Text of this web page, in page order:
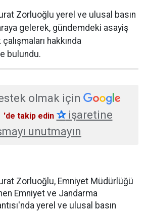
Zorluoğlu yerel ve ulusal basın
gelerek, gündemdeki asayiş
hakkında
bulundu.
olmak için
'de takip edin ✰işaretine
unutmayın
Zorluoğlu, Emniyet Müdürlüğü
Emniyet ve Jandarma
yerel ve ulusal basın